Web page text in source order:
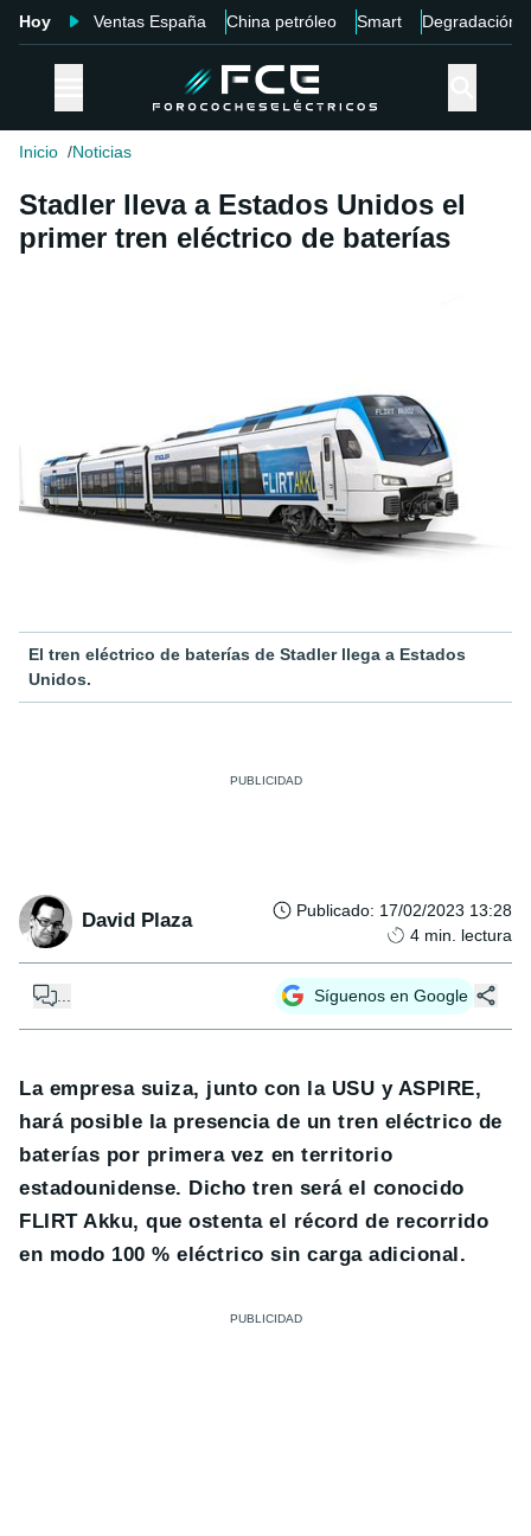
Hoy Ventas España China petróleo Smart Degradación
Inicio Noticias
Stadler lleva a Estados Unidos el
primer tren eléctrico de baterías
El tren eléctrico de baterías de Stadler llega a Estados
Unidos.
David Plaza Publicado: 17/02/2023 13:28
4 min. lectura
Síguenos en Google
La empresa suiza, junto con la USU y ASPIRE,
hará posible la presencia de un tren eléctrico de
baterías por primera vez en territorio
estadounidense. Dicho tren será el conocido
FLIRT Akku, que ostenta el récord de recorrido
en modo 100 % eléctrico sin carga adicional.